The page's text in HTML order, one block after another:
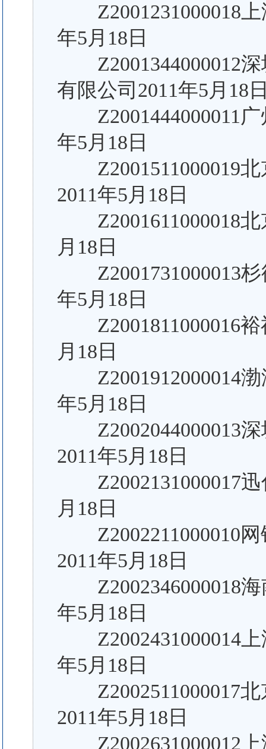
Z2001231000018上
年5月18日
Z2001344000012深
有限公司2011年5月18
Z2001444000011广
年5月18日
Z2001511000019北
2011年5月18日
Z2001611000018北
月18日
Z2001731000013杉
年5月18日
Z2001811000016裕
月18日
Z2001912000014渤
年5月18日
Z2002044000013深
2011年5月18日
Z2002131000017迅
月18日
Z2002211000010网
2011年5月18日
Z2002346000018海
年5月18日
Z2002431000014上
年5月18日
Z2002511000017北
2011年5月18日
Z2002631000012上